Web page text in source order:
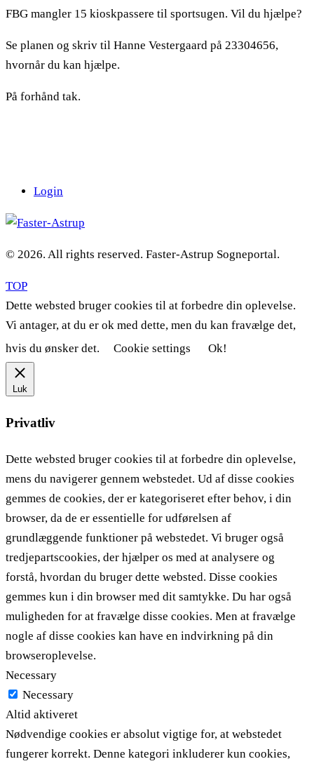
FBG mangler 15 kioskpassere til sportsugen. Vil du hjælpe?
Se planen og skriv til Hanne Vestergaard på 23304656,
hvornår du kan hjælpe.
På forhånd tak.
Login
© 2026. All rights reserved. Faster-Astrup Sogneportal.
TOP
Dette websted bruger cookies til at forbedre din oplevelse.
Vi antager, at du er ok med dette, men du kan fravælge det,
hvis du ønsker det.
Cookie settings Ok!
Luk
Privatliv
Dette websted bruger cookies til at forbedre din oplevelse,
mens du navigerer gennem webstedet. Ud af disse cookies
gemmes de cookies, der er kategoriseret efter behov, i din
browser, da de er essentielle for udførelsen af ​​
grundlæggende funktioner på webstedet. Vi bruger også
tredjepartscookies, der hjælper os med at analysere og
forstå, hvordan du bruger dette websted. Disse cookies
gemmes kun i din browser med dit samtykke. Du har også
muligheden for at fravælge disse cookies. Men at fravælge
nogle af disse cookies kan have en indvirkning på din
browseroplevelse.
Necessary
Necessary
Altid aktiveret
Nødvendige cookies er absolut vigtige for, at webstedet
fungerer korrekt. Denne kategori inkluderer kun cookies,